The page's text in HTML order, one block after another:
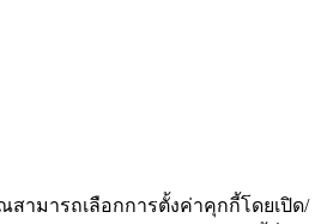
ามารถเลือกการตั้งค่าคุกกี้โดยเปิด/